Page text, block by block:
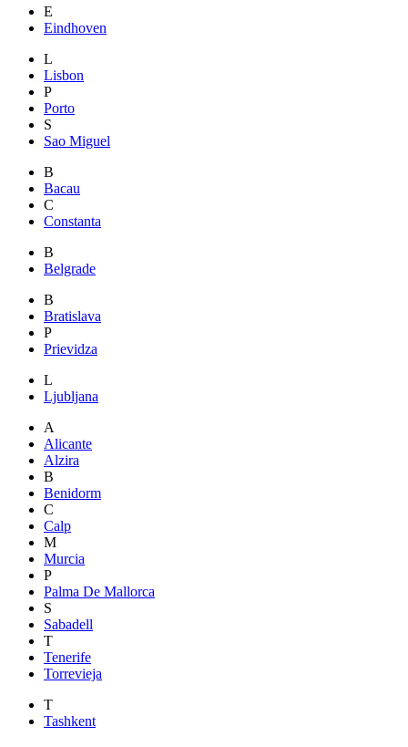
E
Eindhoven
L
Lisbon
P
Porto
S
Sao Miguel
B
Bacau
C
Constanta
B
Belgrade
B
Bratislava
P
Prievidza
L
Ljubljana
A
Alicante
Alzira
B
Benidorm
C
Calp
M
Murcia
P
Palma De Mallorca
S
Sabadell
T
Tenerife
Torrevieja
T
Tashkent